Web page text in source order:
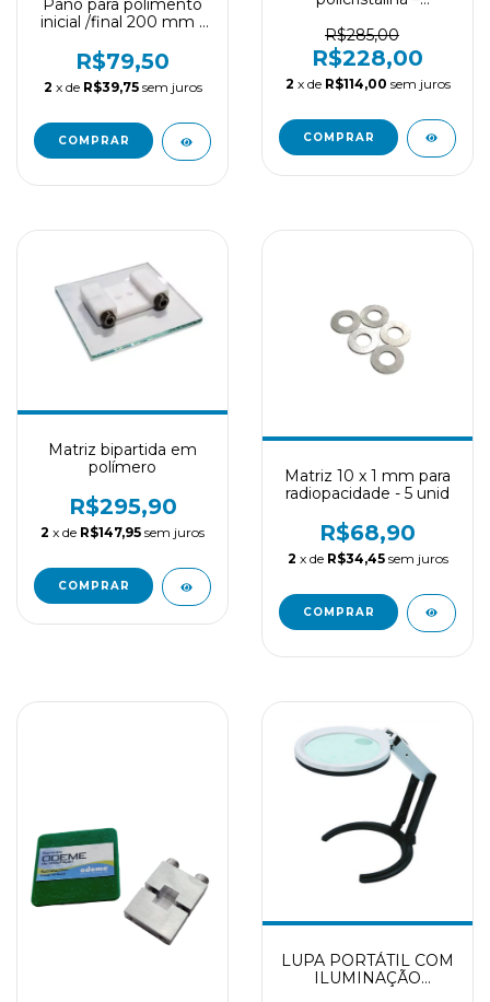
Pano para polimento
inicial /final 200 mm -
R$79,50
2 x de R$39,75 sem juros
5g
R$285,00
R$228,00
2 x de R$114,00 sem juros
COMPRAR
Matriz bipartida em
polímero
R$295,90
2 x de R$147,95 sem juros
COMPRAR
Matriz 10 x 1 mm para
radiopacidade - 5 unid
R$68,90
2 x de R$34,45 sem juros
LUPA PORTÁTIL COM
ILUMINAÇÃO